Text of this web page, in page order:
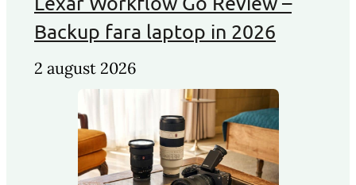
Backup fara laptop in 2026
2 august 2026